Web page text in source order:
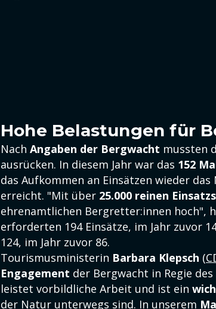
Hohe Belastungen für
Nach Angaben der Bergwacht mussten
ausrücken. In diesem Jahr war das 152
das Aufkommen an Einsätzen wieder das
erreicht. "Mit über 25.000 reinen
ehrenamtlichen Bergretter:innen hoch",
erforderten 194 Einsätze, im Jahr zuvor
124, im Jahr zuvor 86.
Tourismusministerin Barbara Klepsch (
Engagement der Bergwacht in Regie des
leistet vorbildliche Arbeit und ist ein
der Natur unterwegs sind. In unserem